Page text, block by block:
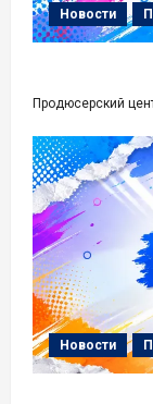
Новости
Продюсерский
Новости